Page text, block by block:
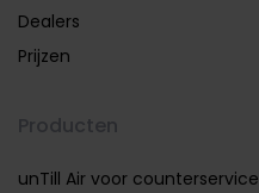
Dealers
Prijzen
unTill Air voor counterservice